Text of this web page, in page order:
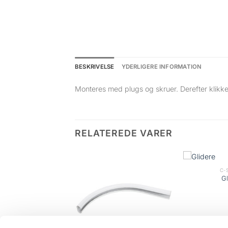
BESKRIVELSE YDERLIGERE INFORMATION
Monteres med plugs og skruer. Derefter
RELATEREDE VARER
C-